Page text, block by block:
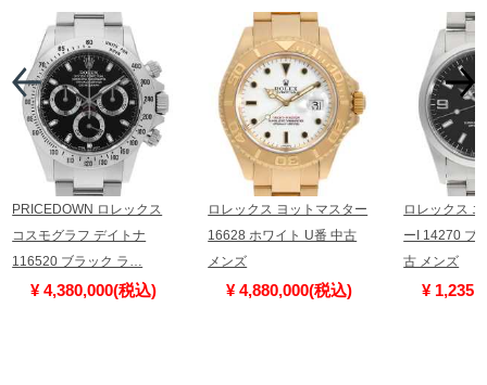
PRICEDOWN ロレックス
コスモグラフ デイトナ
116520 ブラック ラ…
¥ 4,380,000(税込)
ロレックス ヨットマスター
16628 ホワイト U番 中古
メンズ
¥ 4,880,000(税込)
ロレックス
ーI 14270 ブ
古 メンズ
¥